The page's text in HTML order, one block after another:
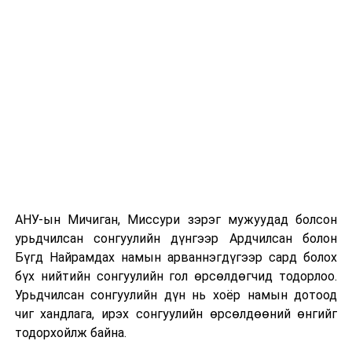
цахимаар олон нийтийг хамарсан олон уралдаан
тэмцээн явуулж харагдсан. Ер нь энэ хүндрэлтэй
үед хэрхэн ажиллав?
-2020 онд манай цогцолборын үйл ажиллагаа
хумигдсан хэдий ч бид зүгээр суусангүй. Онцгой
нөхцөл байдлаас шалтгаалан ажлын өвөрмөц хэв
маягт шилжсэн нь нэг талаар уран бүтээлчдийг
АНУ-ын Мичиган, Миссури зэрэг мужуудад болсон
урьдчилсан сонгуулийн дүнгээр Ардчилсан болон
Бүгд Найрамдах намын арваннэгдүгээр сард болох
бүх нийтийн сонгуулийн гол өрсөлдөгчид тодорлоо.
Урьдчилсан сонгуулийн дүн нь хоёр намын дотоод
чиг хандлага, ирэх сонгуулийн өрсөлдөөний өнгийг
тодорхойлж байна.